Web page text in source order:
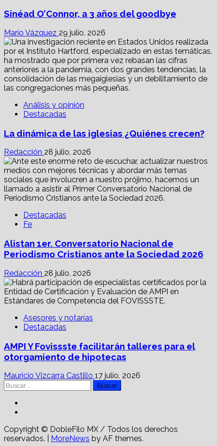
Sinéad O’Connor, a 3 años del goodbye
Mario Vázquez 29 julio, 2026
Análisis y opinión
Destacadas
La dinámica de las iglesias ¿Quiénes crecen?
Redacción 28 julio, 2026
Destacadas
Fe
Alistan 1er. Conversatorio Nacional de
Periodismo Cristianos ante la Sociedad 2026
Redacción 28 julio, 2026
Asesores y notarías
Destacadas
AMPI Y Fovissste facilitarán talleres para el
otorgamiento de hipotecas
Mauricio Vizcarra Castillo 17 julio, 2026
Buscar:
Copyright © DobleFilo MX / Todos los derechos
reservados.
MoreNews by AF themes.